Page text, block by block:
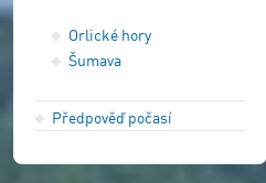
Orlické hory
Šumava
Předpověď počasí